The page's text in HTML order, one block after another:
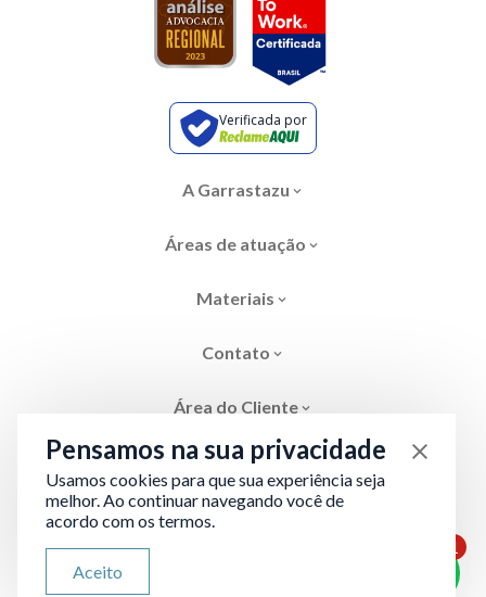
Verificada por
A Garrastazu
Áreas de atuação
Materiais
Contato
Área do Cliente
Área restrita 1
Pensamos na sua privacidade
Usamos cookies para que sua experiência seja
melhor. Ao continuar navegando você de
acordo com os termos.
Aceito